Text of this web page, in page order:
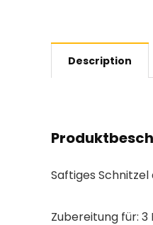
Description
Saftiges
Zubereitung für: